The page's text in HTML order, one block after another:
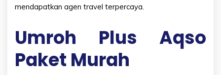
mendapatkan agen travel terpercaya.
Umroh Plus Aqso
Paket Murah